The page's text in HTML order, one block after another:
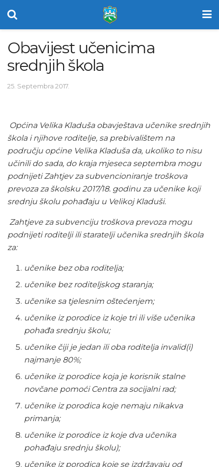
Obavijest učenicima
srednjih škola
25. Septembra 2017.
Općina Velika Kladuša obavještava učenike srednjih
škola i njihove roditelje, sa prebivalištem na
području općine Velika Kladuša da, ukoliko to nisu
učinili do sada, do kraja mjeseca septembra mogu
podnijeti Zahtjev za subvencioniranje troškova
prevoza za školsku 2017/18. godinu za učenike koji
srednju školu pohađaju u Velikoj Kladuši.
Zahtjeve za subvenciju troškova prevoza mogu
podnijeti roditelji ili staratelji učenika srednjih škola
za:
učenike bez oba roditelja;
učenike bez roditeljskog staranja;
učenike sa tjelesnim oštećenjem;
učenike iz porodice iz koje tri ili više učenika
pohađa srednju školu;
učenike čiji je jedan ili oba roditelja invalid(i)
najmanje 80%;
učenike iz porodice koja je korisnik stalne
novčane pomoći Centra za socijalni rad;
učenike iz porodica koje nemaju nikakva
primanja;
učenike iz porodice iz koje dva učenika
pohađaju srednju školu);
učenike iz porodica koje se izdržavaju od